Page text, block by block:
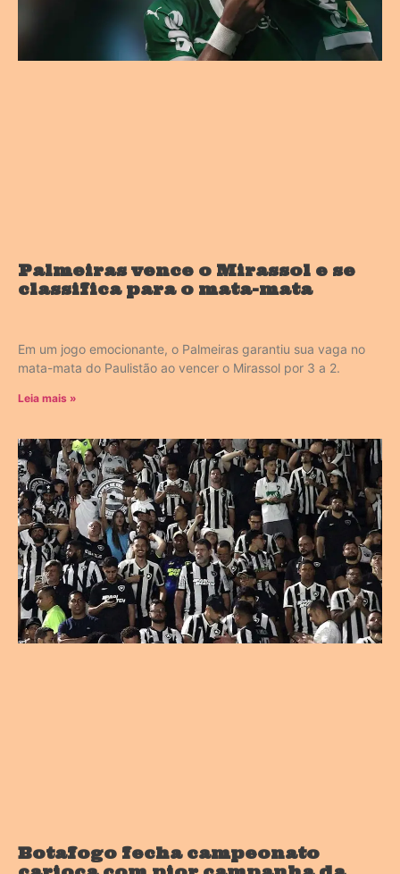
Palmeiras vence o Mirassol e se
classifica para o mata-mata
Em um jogo emocionante, o Palmeiras garantiu sua vaga no
mata-mata do Paulistão ao vencer o Mirassol por 3 a 2.
Leia mais »
Botafogo fecha campeonato